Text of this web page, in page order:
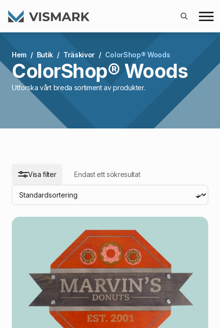
Search
Hem
Butik Träskivor ColorShop® Woods
ColorShop® Woods
Utforska vårt breda sortiment av produkter.
Visa filter Endast ett sökresultat